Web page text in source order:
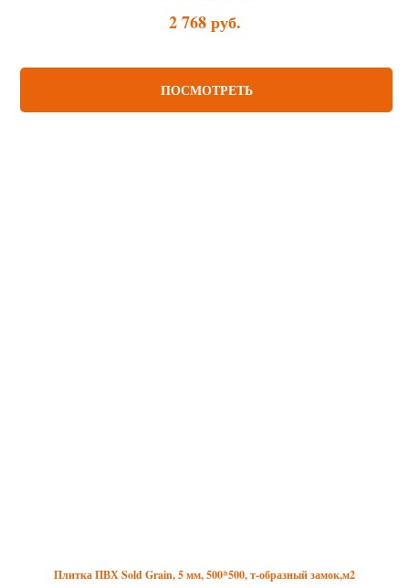
2 768 руб.
ПОСМОТРЕТЬ
Плитка ПВХ Sold Grain, 5 мм, 500*500, т-образный замок,м2